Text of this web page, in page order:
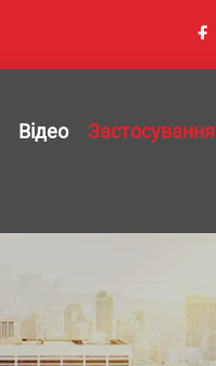
Відео
Застосування